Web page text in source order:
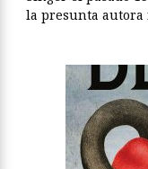
la presunta autora